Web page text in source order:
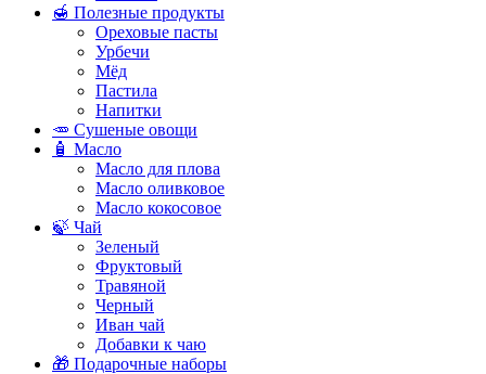
🍯 Полезные продукты
Ореховые пасты
Урбечи
Мёд
Пастила
Напитки
🥕 Сушеные овощи
🧴 Масло
Масло для плова
Масло оливковое
Масло кокосовое
🍃 Чай
Зеленый
Фруктовый
Травяной
Черный
Иван чай
Добавки к чаю
🎁 Подарочные наборы